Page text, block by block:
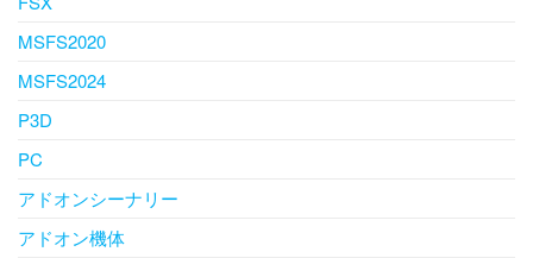
MSFS2020
MSFS2024
P3D
PC
アドオンシーナリー
アドオン機体